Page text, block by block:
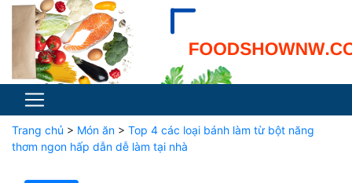
Trang chủ > Món ăn > Top 4 các loại bánh làm từ bột năng
thơm ngon hấp dẫn dễ làm tại nhà